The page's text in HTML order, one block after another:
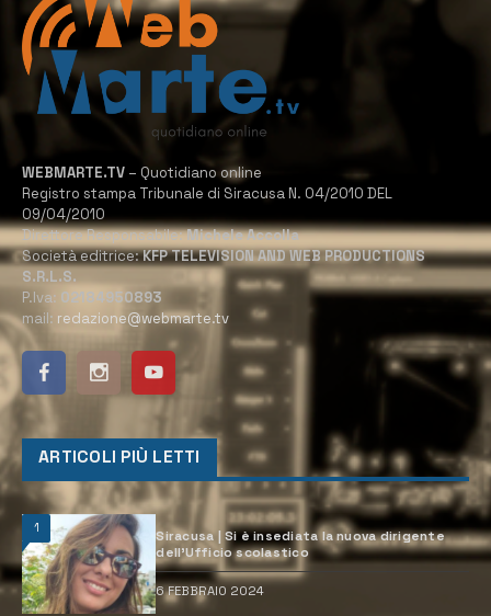
WEBMARTE.TV – Quotidiano online
Registro stampa Tribunale di Siracusa N. 04/2010 DEL
09/04/2010
Direttore Responsabile:Michele Accolla
Società editrice:KFP TELEVISION AND WEB PRODUCTIONS
S.R.L.S.
P.Iva: 02184950893
mail: redazione@webmarte.tv
ARTICOLI PIÙ LETTI
1
Siracusa | Si è insediata la nuova dirigente
dell’Ufficio scolastico
6 FEBBRAIO 2024